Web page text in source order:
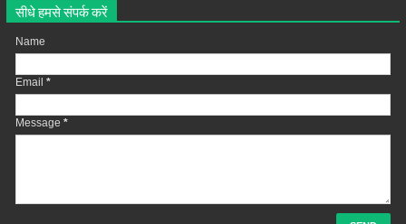
सीधे हमसे संपर्क करें
Name
Email *
Message *